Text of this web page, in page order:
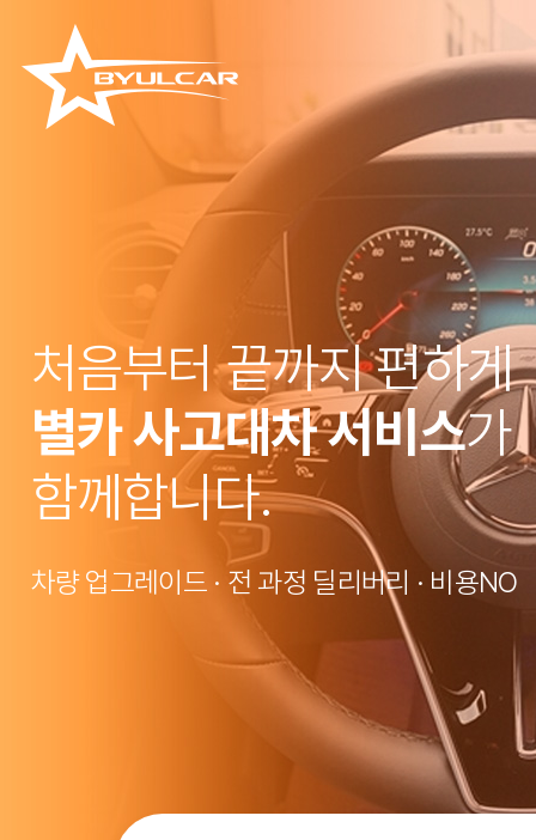
처음부터 끝까지 편하게
별카 사고대차 서비스가
함께합니다.
차량 업그레이드 · 전 과정 딜리버리 · 비용NO